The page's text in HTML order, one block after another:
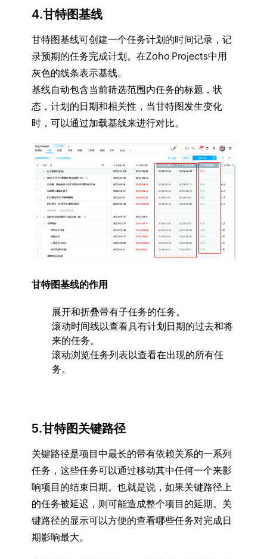
4.甘特图基线
甘特图基线可创建一个任务计划的时间记录，记
录预期的任务完成计划。在Zoho Projects中用
灰色的线条表示基线。
基线自动包含当前筛选范围内任务的标题，状
态，计划的日期和相关性，当甘特图发生变化
时，可以通过加载基线来进行对比。
甘特图基线的作用
展开和折叠带有子任务的任务。
滚动时间线以查看具有计划日期的过去和将
来的任务。
滚动浏览任务列表以查看在出现的所有任
务。
5.甘特图关键路径
关键路径是项目中最长的带有依赖关系的一系列
任务，这些任务可以通过移动其中任何一个来影
响项目的结束日期。也就是说，如果关键路径上
的任务被延迟，则可能造成整个项目的延期。关
键路径的显示可以方便的查看哪些任务对完成日
期影响最大。